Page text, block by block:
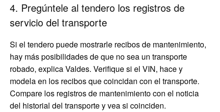
4. Pregúntele al tendero los registros de
servicio del transporte
Si el tendero puede mostrarle recibos de mantenimiento,
hay más posibilidades de que no sea un transporte
robado, explica Valdes. Verifique si el VIN, hace y
modela en los recibos que coincidan con el transporte.
Compare los registros de mantenimiento con el noticia
del historial del transporte y vea si coinciden.